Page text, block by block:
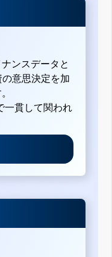
ンスデータと
意思決定を加
一貫して関われ